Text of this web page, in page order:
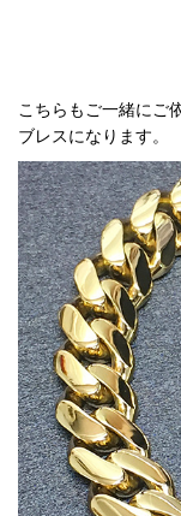
こちらもご一緒にご
ブレスになります。